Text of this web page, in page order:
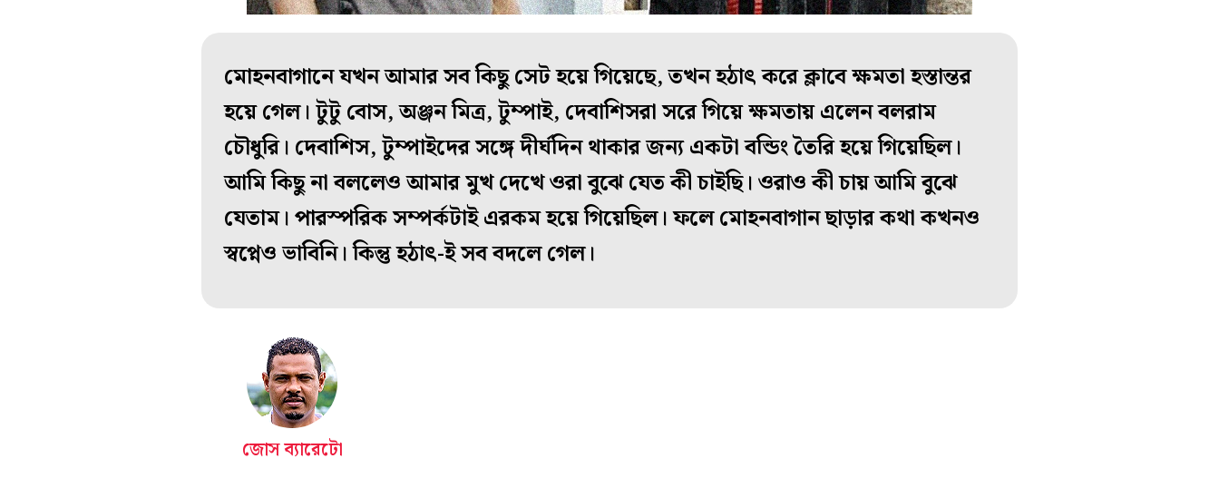
মোহনবাগানে যখন আমার সব কিছু সেট হয়ে গিয়েছে, তখন হঠাৎ করে ক্লাবে ক্ষমতা হস্তান্তর
হয়ে গেল। টুটু বোস, অঞ্জন মিত্র, টুম্পাই, দেবাশিসরা সরে গিয়ে ক্ষমতায় এলেন বলরাম
চৌধুরি। দেবাশিস, টুম্পাইদের সঙ্গে দীর্ঘদিন থাকার জন্য একটা বন্ডিং তৈরি হয়ে গিয়েছিল।
আমি কিছু না বললেও আমার মুখ দেখে ওরা বুঝে যেত কী চাইছি। ওরাও কী চায় আমি বুঝে
যেতাম। পারস্পরিক সম্পর্কটাই এরকম হয়ে গিয়েছিল। ফলে মোহনবাগান ছাড়ার কথা কখনও
স্বপ্নেও ভাবিনি। কিন্তু হঠাৎ-ই সব বদলে গেল।
জোস ব্যারেটো